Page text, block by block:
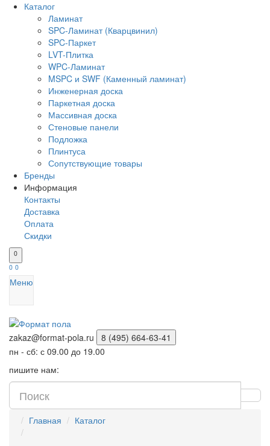
Каталог
Ламинат
SPC-Ламинат (Кварцвинил)
SPC-Паркет
LVT-Плитка
WPC-Ламинат
MSPC и SWF (Каменный ламинат)
Инженерная доска
Паркетная доска
Массивная доска
Стеновые панели
Подложка
Плинтуса
Сопутствующие товары
Бренды
Информация
Контакты
Доставка
Оплата
Скидки
0
0 0
Меню
zakaz@format-pola.ru
8 (495) 664-63-41
пн - сб: с 09.00 до 19.00
пишите нам:
Главная Каталог